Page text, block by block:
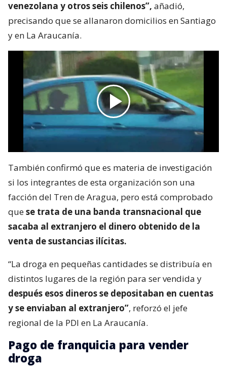
venezolana y otros seis chilenos”, añadió,
precisando que se allanaron domicilios en Santiago
y en La Araucanía.
También confirmó que es materia de investigación
si los integrantes de esta organización son una
facción del Tren de Aragua, pero está comprobado
quese trata de una banda transnacional que
sacaba al extranjero el dinero obtenido de la
venta de sustancias ilícitas.
“La droga en pequeñas cantidades se distribuía en
distintos lugares de la región para ser vendida y
después esos dineros se depositaban en cuentas
y se enviaban al extranjero”, reforzó el jefe
regional de la PDI en La Araucanía.
Pago de franquicia para vender
droga